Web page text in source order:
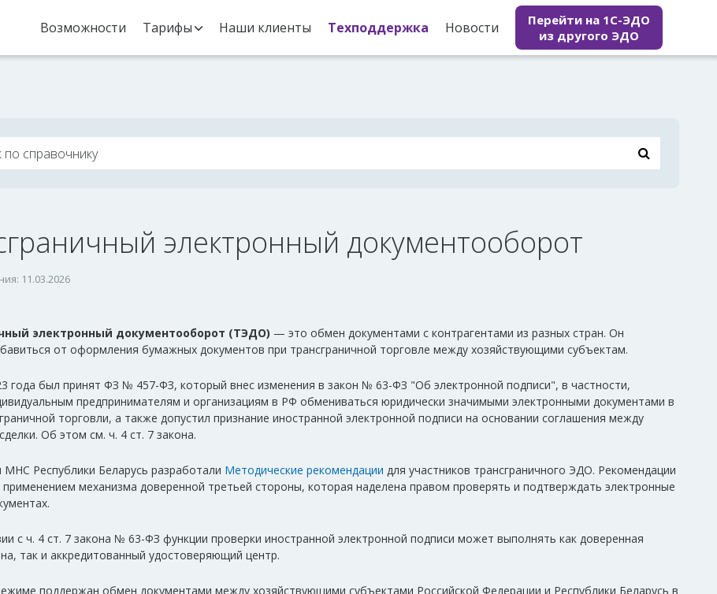
Возможности Тарифы Наши клиенты Техподдержка Новости
Перейти на 1С-ЭДО
из другого ЭДО
электронный документооборот
11.03.2026
электронный документооборот (ТЭДО) — это обмен документами с контрагентами из разных стран. Он
от оформления бумажных документов при трансграничной торговле между хозяйствующими субъектам.
года был принят ФЗ № 457-ФЗ, который внес изменения в закон № 63-ФЗ "Об электронной подписи", в частности,
предпринимателям и организациям в РФ обмениваться юридически значимыми электронными документами в
торговли, а также допустил признание иностранной электронной подписи на основании соглашения между
Об этом см. ч. 4 ст. 7 закона.
Республики Беларусь разработали Методические рекомендации для участников трансграничного ЭДО. Рекомендации
применением механизма доверенной третьей стороны, которая наделена правом проверять и подтверждать электронные
с ч. 4 ст. 7 закона № 63-ФЗ функции проверки иностранной электронной подписи может выполнять как доверенная
так и аккредитованный удостоверяющий центр.
поддержан обмен документами между хозяйствующими субъектами Российской Федерации и Республики Беларусь в